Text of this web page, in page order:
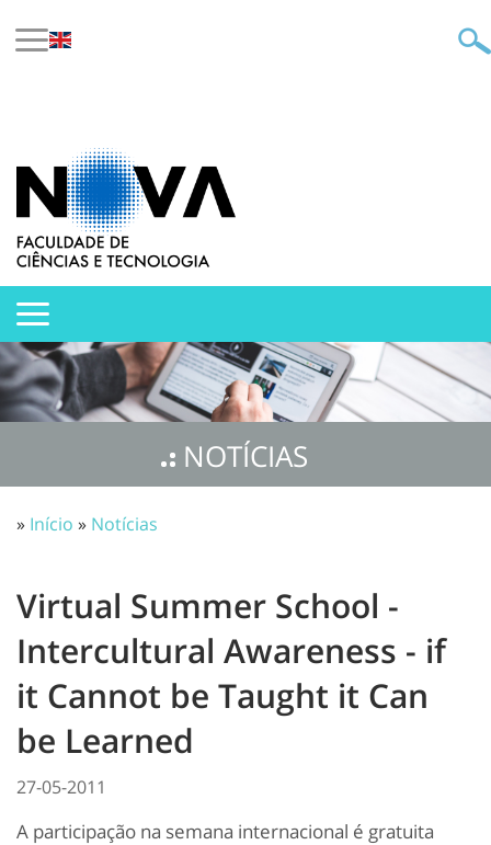
NOTÍCIAS
» Início » Notícias
Virtual Summer School -
Intercultural Awareness - if
it Cannot be Taught it Can
be Learned
27-05-2011
A participação na semana internacional é gratuita